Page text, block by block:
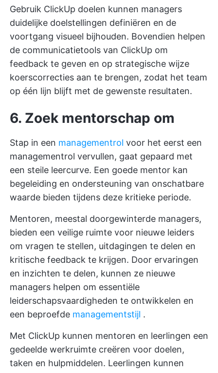
Gebruik ClickUp doelen kunnen managers
duidelijke doelstellingen definiëren en de
voortgang visueel bijhouden. Bovendien helpen
de communicatietools van ClickUp om
feedback te geven en op strategische wijze
koerscorrecties aan te brengen, zodat het team
op één lijn blijft met de gewenste resultaten.
6. Zoek mentorschap om
Stap in een managementrol voor het eerst een
managementrol vervullen, gaat gepaard met
een steile leercurve. Een goede mentor kan
begeleiding en ondersteuning van onschatbare
waarde bieden tijdens deze kritieke periode.
Mentoren, meestal doorgewinterde managers,
bieden een veilige ruimte voor nieuwe leiders
om vragen te stellen, uitdagingen te delen en
kritische feedback te krijgen. Door ervaringen
en inzichten te delen, kunnen ze nieuwe
managers helpen om essentiële
leiderschapsvaardigheden te ontwikkelen en
een beproefde managementstijl .
Met ClickUp kunnen mentoren en leerlingen een
gedeelde werkruimte creëren voor doelen,
taken en hulpmiddelen. Leerlingen kunnen